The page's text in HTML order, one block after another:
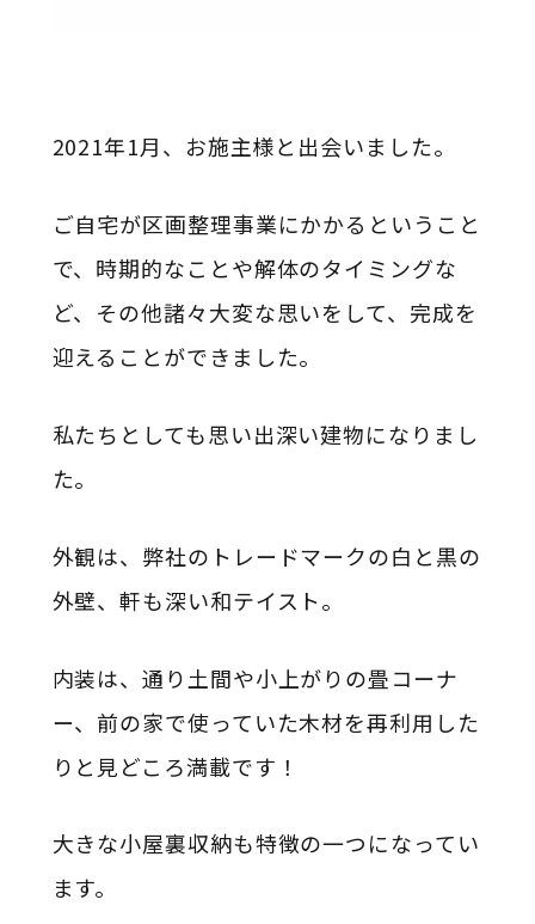
2021年1月、お施主様と出会いました。
ご自宅が区画整理事業にかかるということ
で、時期的なことや解体のタイミングな
ど、その他諸々大変な思いをして、完成を
迎えることができました。
私たちとしても思い出深い建物になりまし
た。
外観は、弊社のトレードマークの白と黒の
外壁、軒も深い和テイスト。
内装は、通り土間や小上がりの畳コーナ
ー、前の家で使っていた木材を再利用した
りと見どころ満載です！
大きな小屋裏収納も特徴の一つになってい
ます。